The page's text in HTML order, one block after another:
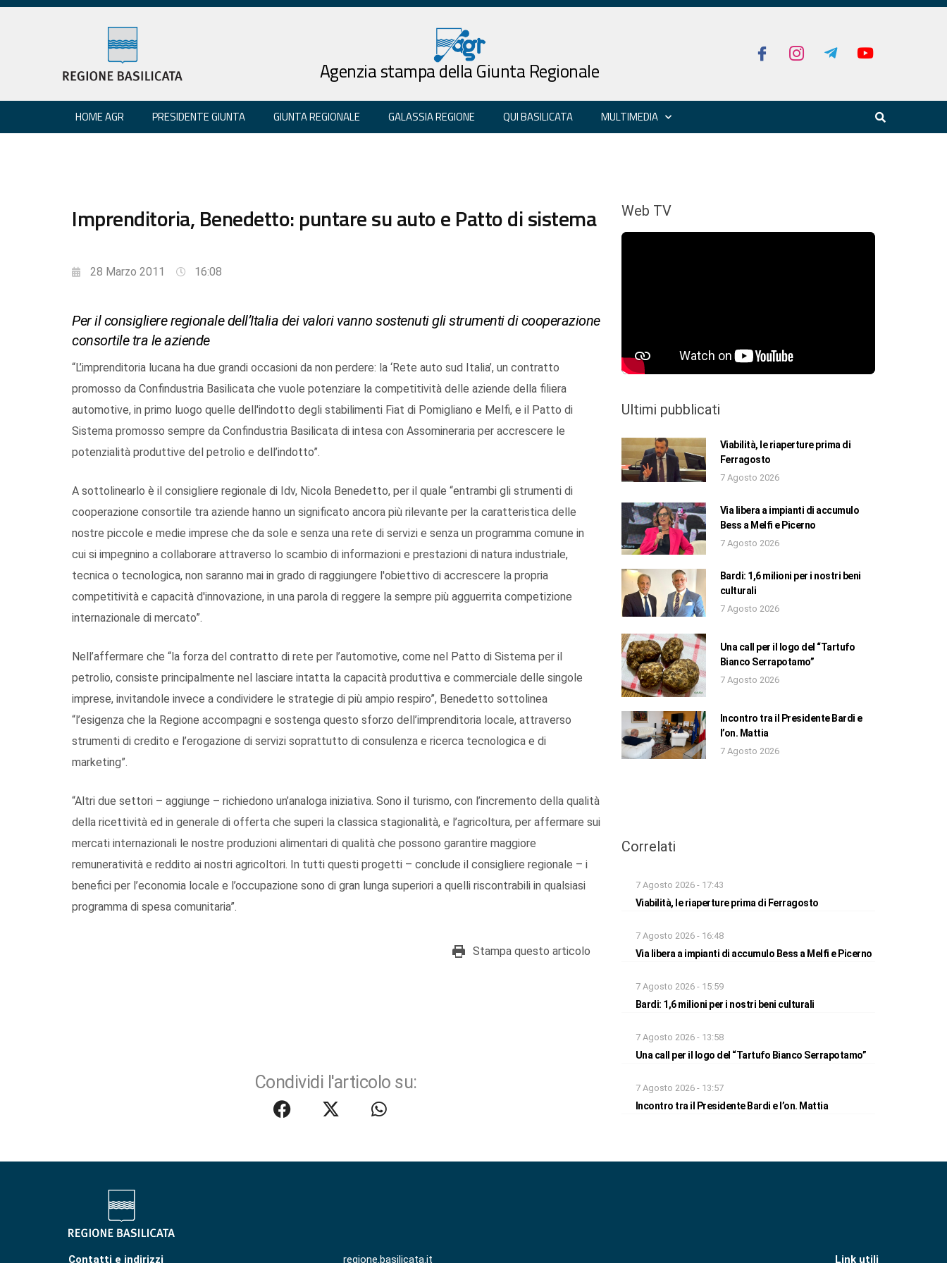
Agenzia stampa della Giunta Regionale
HOME AGR PRESIDENTE GIUNTA GIUNTA REGIONALE GALASSIA REGIONE QUI BASILICATA MULTIMEDIA
Imprenditoria, Benedetto: puntare su auto e Patto di sistema
28 Marzo 2011 16:08
Per il consigliere regionale dell’Italia dei valori vanno sostenuti gli strumenti di cooperazione
consortile tra le aziende
“L’imprenditoria lucana ha due grandi occasioni da non perdere: la ‘Rete auto sud Italia’, un contratto
promosso da Confindustria Basilicata che vuole potenziare la competitività delle aziende della filiera
automotive, in primo luogo quelle dell'indotto degli stabilimenti Fiat di Pomigliano e Melfi, e il Patto di
Sistema promosso sempre da Confindustria Basilicata di intesa con Assomineraria per accrescere le
potenzialità produttive del petrolio e dell’indotto”.
A sottolinearlo è il consigliere regionale di Idv, Nicola Benedetto, per il quale “entrambi gli strumenti di
cooperazione consortile tra aziende hanno un significato ancora più rilevante per la caratteristica delle
nostre piccole e medie imprese che da sole e senza una rete di servizi e senza un programma comune in
cui si impegnino a collaborare attraverso lo scambio di informazioni e prestazioni di natura industriale,
tecnica o tecnologica, non saranno mai in grado di raggiungere l'obiettivo di accrescere la propria
competitività e capacità d'innovazione, in una parola di reggere la sempre più agguerrita competizione
internazionale di mercato”.
Nell’affermare che “la forza del contratto di rete per l’automotive, come nel Patto di Sistema per il
petrolio, consiste principalmente nel lasciare intatta la capacità produttiva e commerciale delle singole
imprese, invitandole invece a condividere le strategie di più ampio respiro”, Benedetto sottolinea
“l’esigenza che la Regione accompagni e sostenga questo sforzo dell’imprenditoria locale, attraverso
strumenti di credito e l’erogazione di servizi soprattutto di consulenza e ricerca tecnologica e di
marketing”.
“Altri due settori – aggiunge – richiedono un’analoga iniziativa. Sono il turismo, con l’incremento della qualità
della ricettività ed in generale di offerta che superi la classica stagionalità, e l’agricoltura, per affermare sui
mercati internazionali le nostre produzioni alimentari di qualità che possono garantire maggiore
remuneratività e reddito ai nostri agricoltori. In tutti questi progetti – conclude il consigliere regionale – i
benefici per l’economia locale e l’occupazione sono di gran lunga superiori a quelli riscontrabili in qualsiasi
programma di spesa comunitaria”.
Stampa questo articolo
Condividi l'articolo su:
Web TV
Ultimi pubblicati
Viabilità, le riaperture prima di
Ferragosto
7 Agosto 2026
Via libera a impianti di accumulo
Bess a Melfi e Picerno
7 Agosto 2026
Bardi: 1,6 milioni per i nostri beni
culturali
7 Agosto 2026
Una call per il logo del “Tartufo
Bianco Serrapotamo”
7 Agosto 2026
Incontro tra il Presidente Bardi e
l’on. Mattia
7 Agosto 2026
Correlati
7 Agosto 2026 - 17:43
Viabilità, le riaperture prima di Ferragosto
7 Agosto 2026 - 16:48
Via libera a impianti di accumulo Bess a Melfi e Picerno
7 Agosto 2026 - 15:59
Bardi: 1,6 milioni per i nostri beni culturali
7 Agosto 2026 - 13:58
Una call per il logo del “Tartufo Bianco Serrapotamo”
7 Agosto 2026 - 13:57
Incontro tra il Presidente Bardi e l’on. Mattia
Contatti e indirizzi regione.basilicata.it Link utili